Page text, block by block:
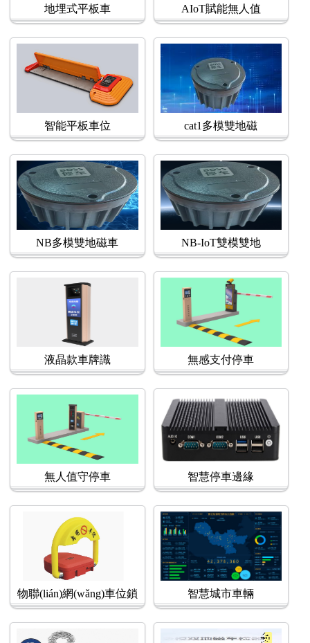
地埋式平板車 AIoT賦能無人值
智能平板車位 cat1多模雙地磁
NB多模雙地磁車 NB-IoT雙模雙地
液晶款車牌識 無感支付停車
無人值守停車 智慧停車邊緣
物聯(lián)網(wǎng)車位鎖 智慧城市車輛